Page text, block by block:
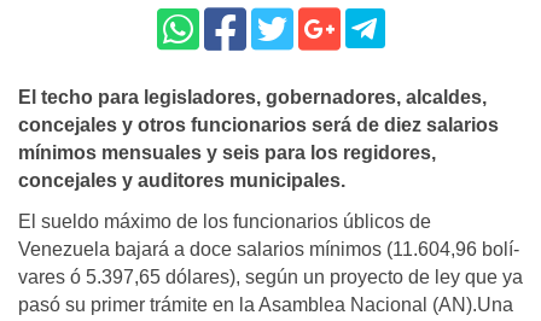
El techo para legisladores, gobernadores, alcaldes,
concejales y otros funcionarios será de diez salarios
mí­nimos mensuales y seis para los regidores,
concejales y auditores municipales.
El sueldo máximo de los funcionarios úblicos de
Venezuela bajará a doce salarios mí­nimos (11.604,96 bolí­
vares ó 5.397,65 dólares), según un proyecto de ley que ya
pasó su primer trámite en la Asamblea Nacional (AN).Una